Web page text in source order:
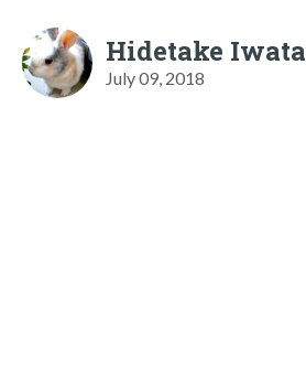
Hidetake Iwata
July 09, 2018